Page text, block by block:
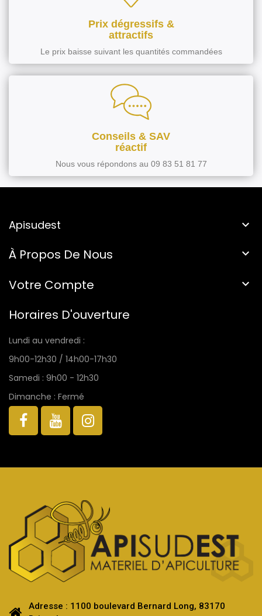
Prix dégressifs &
attractifs
Le prix baisse suivant les quantités commandées
Conseils & SAV
réactif
Nous vous répondons au 09 83 51 81 77
Apisudest 
À Propos De Nous 
Votre Compte 
Horaires D'ouverture
Lundi au vendredi :
9h00-12h30 / 14h00-17h30
Samedi : 9h00 - 12h30
Dimanche : Fermé
Adresse : 1100 boulevard Bernard Long, 83170